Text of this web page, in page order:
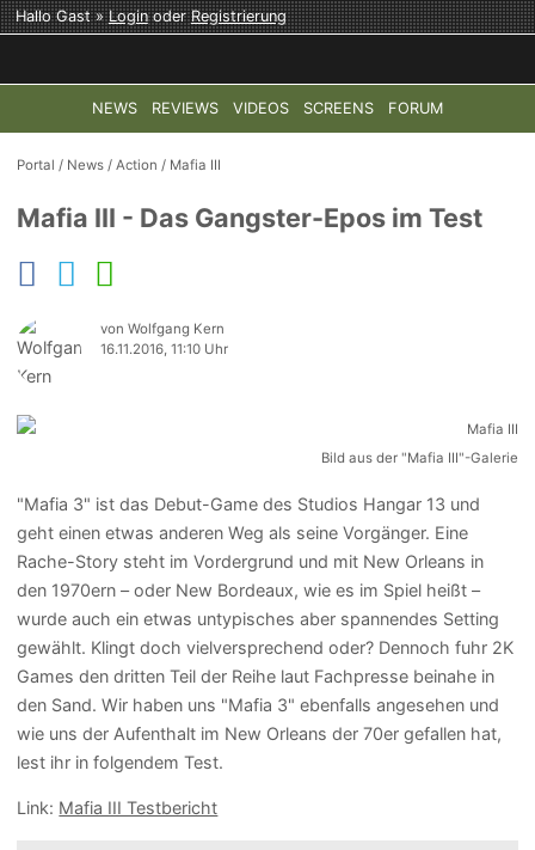
Hallo Gast »LoginoderRegistrierung
NEWS REVIEWS VIDEOS SCREENS FORUM
TOP-THEMEN: COD: MODERN WARFARE 4 HALO:
Portal / News /Action / Mafia III
Mafia III - Das Gangster-Epos im Test
von Wolfgang Kern
16.11.2016, 11:10 Uhr
Bild aus der "Mafia III"-Galerie
"Mafia 3" ist das Debut-Game des Studios Hangar 13 und
geht einen etwas anderen Weg als seine Vorgänger. Eine
Rache-Story steht im Vordergrund und mit New Orleans in
den 1970ern – oder New Bordeaux, wie es im Spiel heißt –
wurde auch ein etwas untypisches aber spannendes Setting
gewählt. Klingt doch vielversprechend oder? Dennoch fuhr 2K
Games den dritten Teil der Reihe laut Fachpresse beinahe in
den Sand. Wir haben uns "Mafia 3" ebenfalls angesehen und
wie uns der Aufenthalt im New Orleans der 70er gefallen hat,
lest ihr in folgendem Test.
Link: Mafia III Testbericht